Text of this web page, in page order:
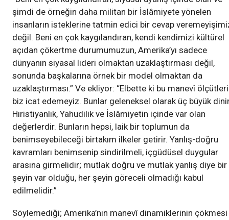
şimdi de örneğin daha militan bir İslâmiyete yönelen
insanların isteklerine tatmin edici bir cevap
değil. Beni en çok kaygılandıran, kendi kendimizi kültürel
açıdan çökertme durumumuzun, Amerika’yı sadece
dünyanın siyasal lideri olmaktan uzaklaştırması değil,
sonunda başkalarına örnek bir model olmaktan da
uzaklaştırması.” Ve ekliyor: “Elbette ki bu manevî ölçütleri
biz icat edemeyiz. Bunlar geleneksel olarak üç büyük
Hıristiyanlık, Yahudilik ve İslâmiyetin içinde var olan
değerlerdir. Bunların hepsi, laik bir toplumun da
benimseyebileceği birtakım ilkeler getirir. Yanlış-doğru
kavramları benimsenip sindirilmeli, içgüdüsel duygular
arasına girmelidir; mutlak doğru ve mutlak yanlış diye bir
şeyin var olduğu, her şeyin göreceli olmadığı kabul
edilmelidir.”
Söylemediği; Amerika’nın manevî dinamiklerinin çökmesi